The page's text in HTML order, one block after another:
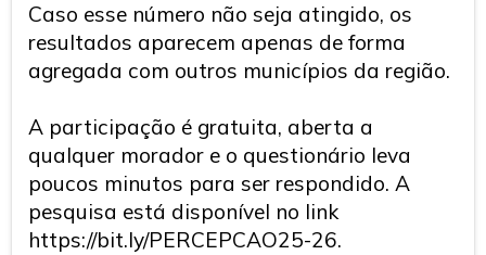
Caso esse número não seja atingido, os
resultados aparecem apenas de forma
agregada com outros municípios da região.
A participação é gratuita, aberta a
qualquer morador e o questionário leva
poucos minutos para ser respondido. A
pesquisa está disponível no link
https://bit.ly/PERCEPCAO25-26.